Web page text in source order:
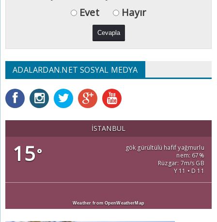
Evet Hayır
ADALARDAN.NET SOSYAL MEDYA
İSTANBUL
15°
gök gürültülü hafif yağmurlu
nem: 67%
Rüzgar: 7m/s GB
Y 11 • D 11
Weather from OpenWeatherMap